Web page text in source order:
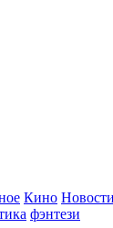
Кино Новости
фэнтези